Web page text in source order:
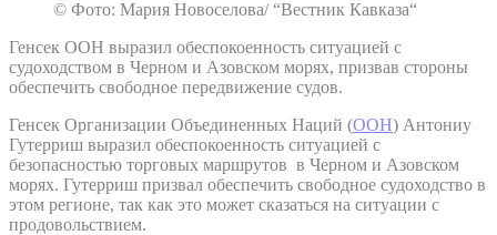
© Фото: Мария Новоселова/ “Вестник Кавказа“
Генсек ООН выразил обеспокоенность ситуацией с
судоходством в Черном и Азовском морях, призвав стороны
обеспечить свободное передвижение судов.
Генсек Организации Объединенных Наций (ООН) Антониу
Гутерриш выразил обеспокоенность ситуацией с
безопасностью торговых маршрутов в Черном и Азовском
морях. Гутерриш призвал обеспечить свободное судоходство в
этом регионе, так как это может сказаться на ситуации с
продовольствием.